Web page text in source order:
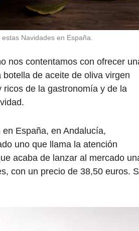
Navidades en España.
nos contentamos con ofrecer
de aceite de oliva virgen
de la gastronomía y de la
España, en Andalucía,
uno que llama la atención
acaba de lanzar al mercado
con un precio de 38,50 euros.